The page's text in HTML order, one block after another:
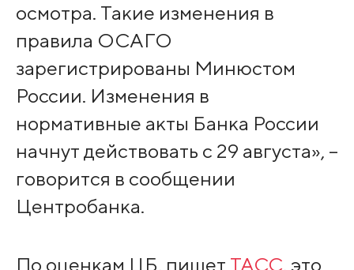
осмотра. Такие изменения в
правила ОСАГО
зарегистрированы Минюстом
России. Изменения в
нормативные акты Банка России
начнут действовать с 29 августа», –
говорится в сообщении
Центробанка.
По оценкам ЦБ, пишет ТАСС, это